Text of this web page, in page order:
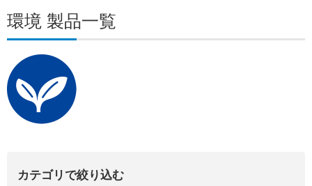
環境 製品一覧
カテゴリで絞り込む